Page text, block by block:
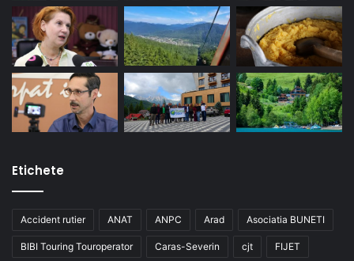
Etichete
Accident rutier ANAT ANPC Arad Asociatia BUNETI
BIBI Touring Touroperator Caras-Severin cjt FIJET